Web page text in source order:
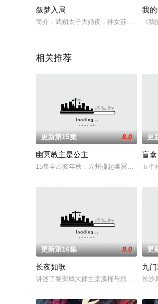
叙梦入局
简介：武朔太子大婚夜，神女苏璃身披嫁
我
《
相关推荐
更新第15集 8.0
幽冥教主是公主
15集全乙亥年秋，云州骤起幽冥教，教主
更
盲盒
五个
更新第16集 9.0
长夜如歌
讲述了黎安城大郡主棠溪槿与烈云峥之间
更
九
长沙